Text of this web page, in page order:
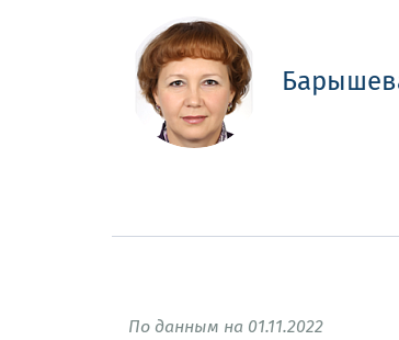
По данным на 01.11.2022